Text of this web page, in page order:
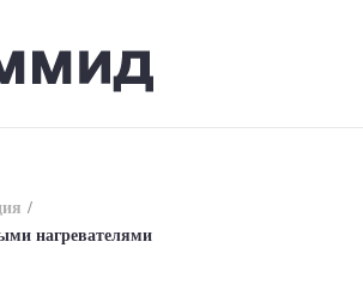
/
нагревателями